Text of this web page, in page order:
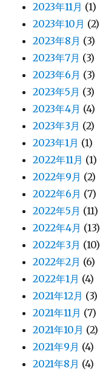
2023年11月 (1)
2023年10月 (2)
2023年8月 (3)
2023年7月 (3)
2023年6月 (3)
2023年5月 (3)
2023年4月 (4)
2023年3月 (2)
2023年1月 (1)
2022年11月 (1)
2022年9月 (2)
2022年6月 (7)
2022年5月 (11)
2022年4月 (13)
2022年3月 (10)
2022年2月 (6)
2022年1月 (4)
2021年12月 (3)
2021年11月 (7)
2021年10月 (2)
2021年9月 (4)
2021年8月 (4)